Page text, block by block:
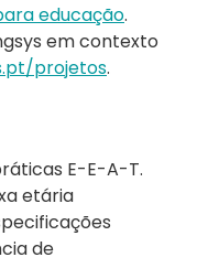
educação.
em contexto
projetos.
E-E-A-T.
etária
de